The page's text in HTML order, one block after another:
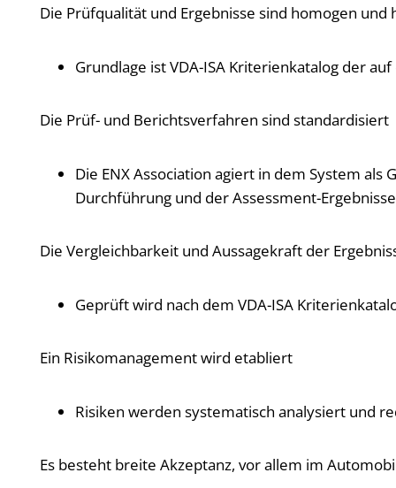
Die Prüfqualität und Ergebnisse sind homogen und
Grundlage ist VDA-ISA Kriterienkatalog der
Die Prüf- und Berichtsverfahren sind standardisiert
Die ENX Association agiert in dem System
Durchführung und der Assessment-Ergebnisse
Die Vergleichbarkeit und Aussagekraft der
Geprüft wird nach dem VDA-ISA
Ein Risikomanagement wird etabliert
Risiken werden systematisch analysiert und
Es besteht breite Akzeptanz, vor allem im